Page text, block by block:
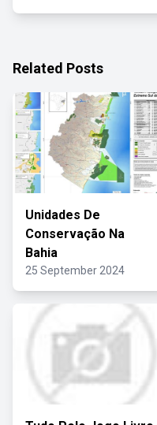
Related Posts
Unidades De
Conservação Na
Bahia
25 September 2024